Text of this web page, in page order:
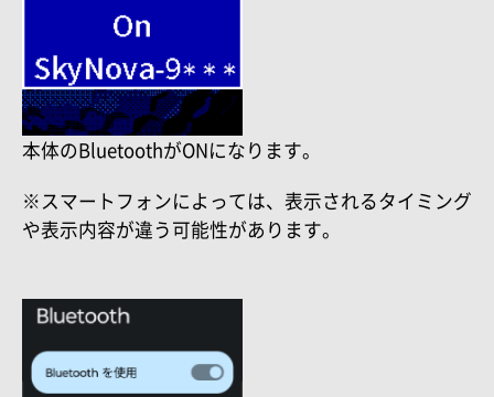
本体のBluetoothがONになります。
※スマートフォンによっては、表示されるタイミング
や表示内容が違う可能性があります。